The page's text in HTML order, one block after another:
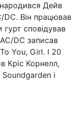
Дейв
DC. Він працював
сповідував
DC записав
You, Girl. І 20
Кріс Корнелл,
і